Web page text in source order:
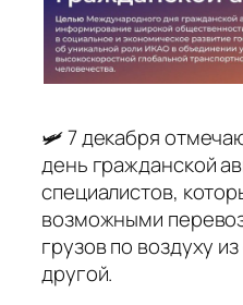
🛩 7 декабря
день гражданской
специалистов,
возможными
грузов по воздуху
другой.